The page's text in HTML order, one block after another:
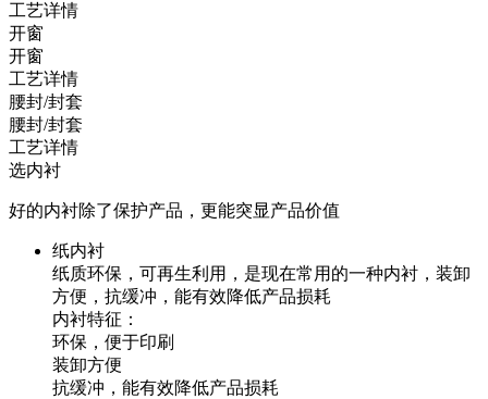
工艺详情
开窗
开窗
工艺详情
腰封/封套
腰封/封套
工艺详情
选内衬
好的内衬除了保护产品，更能突显产品价值
纸内衬
纸质环保，可再生利用，是现在常用的一种内衬，装卸
方便，抗缓冲，能有效降低产品损耗
内衬特征：
环保，便于印刷
装卸方便
抗缓冲，能有效降低产品损耗